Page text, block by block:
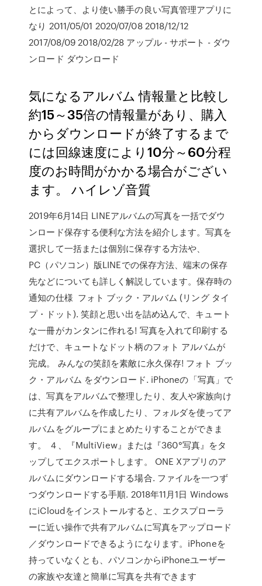
とによって、より使い勝手の良い写真管理アプリに
なり 2011/05/01 2020/07/08 2018/12/12
2017/08/09 2018/02/28 アップル - サポート - ダウ
ンロード ダウンロード
気になるアルバム 情報量と比較し
約15～35倍の情報量があり、購入
からダウンロードが終了するまで
には回線速度により10分～60分程
度のお時間がかかる場合がござい
ます。 ハイレゾ音質
2019年6月14日 LINEアルバムの写真を一括でダウ
ンロード保存する便利な方法を紹介します。写真を
選択して一括または個別に保存する方法や、
PC（パソコン）版LINEでの保存方法、端末の保存
先などについても詳しく解説しています。保存時の
通知の仕様 フォト ブック・アルバム (リング タイ
プ・ドット). 笑顔と思い出を詰め込んで、キュート
な一冊がカンタンに作れる! 写真を入れて印刷する
だけで、キュートなドット柄のフォト アルバムが
完成。 みんなの笑顔を素敵に永久保存! フォト ブッ
ク・アルバム をダウンロード. iPhoneの「写真」で
は、写真をアルバムで整理したり、友人や家族向け
に共有アルバムを作成したり、フォルダを使ってア
ルバムをグループにまとめたりすることができま
す。 ４、『MultiView』または『360°写真』をタ
ップしてエクスポートします。 ONE Xアプリのア
ルバムにダウンロードする場合. ファイルを一つず
つダウンロードする手順. 2018年11月1日 Windows
にiCloudをインストールすると、エクスプローラ
ーに近い操作で共有アルバムに写真をアップロード
／ダウンロードできるようになります。iPhoneを
持っていなくとも、パソコンからiPhoneユーザー
の家族や友達と簡単に写真を共有できます